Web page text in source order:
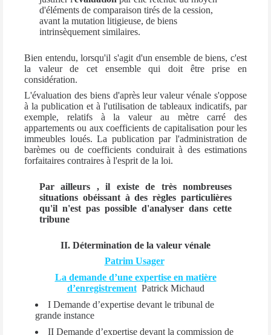
d'éléments de comparaison tirés de la cession,
avant la mutation litigieuse, de biens
intrinsèquement similaires.
Bien entendu, lorsqu'il s'agit d'un ensemble de biens, c'est
la valeur de cet ensemble qui doit être prise en
considération.
L'évaluation des biens d'après leur valeur vénale s'oppose
à la publication et à l'utilisation de tableaux indicatifs, par
exemple, relatifs à la valeur au mètre carré des
appartements ou aux coefficients de capitalisation pour les
immeubles loués. La publication par l'administration de
barèmes ou de coefficients conduirait à des estimations
forfaitaires contraires à l'esprit de la loi.
Par ailleurs , il existe de très nombreuses
situations obéissant à des règles particulières
qu'il n'est pas possible d'analyser dans cette
tribune
II. Détermination de la valeur vénale
Patrim Usager
La demande d’une expertise en matière
d’enregistrementPatrick Michaud
I Demande d’expertise devant le tribunal de
grande instance
II Demande d’expertise devant la commission de